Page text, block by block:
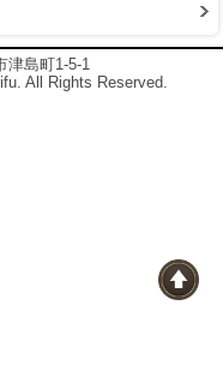
島町1-5-1
All Rights Reserved.